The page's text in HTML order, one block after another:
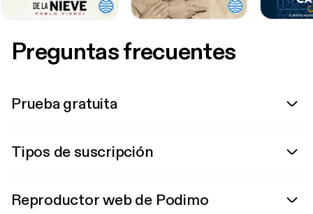
Preguntas frecuentes
Prueba gratuita
Tipos de suscripción
Reproductor web de Podimo